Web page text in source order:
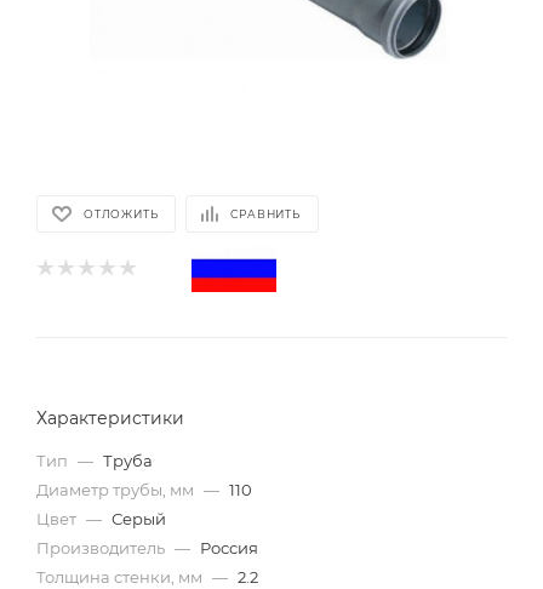
ОТЛОЖИТЬ СРАВНИТЬ
Характеристики
Тип — Труба
Диаметр трубы, мм — 110
Цвет — Серый
Производитель — Россия
Толщина стенки, мм — 2.2